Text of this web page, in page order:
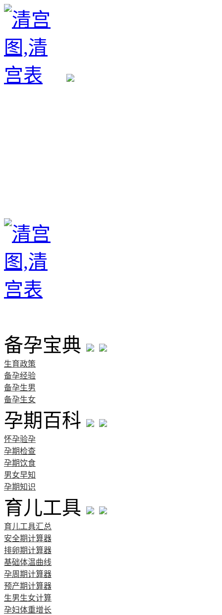
备孕宝典
生育政策
备孕经验
备孕生男
备孕生女
孕期百科
怀孕验孕
孕期检查
孕期饮食
男女早知
孕期知识
育儿工具
育儿工具汇总
安全期计算器
排卵期计算器
基础体温曲线
孕周期计算器
预产期计算器
生男生女计算
孕妇体重增长